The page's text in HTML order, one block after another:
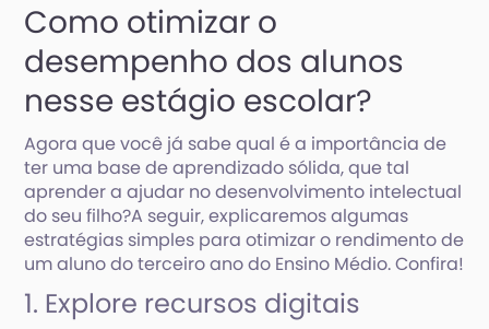
Como otimizar o
desempenho dos alunos
nesse estágio escolar?
Agora que você já sabe qual é a importância de
ter uma base de aprendizado sólida, que tal
aprender a ajudar no desenvolvimento intelectual
do seu filho?A seguir, explicaremos algumas
estratégias simples para otimizar o rendimento de
um aluno do terceiro ano do Ensino Médio. Confira!
1. Explore recursos digitais